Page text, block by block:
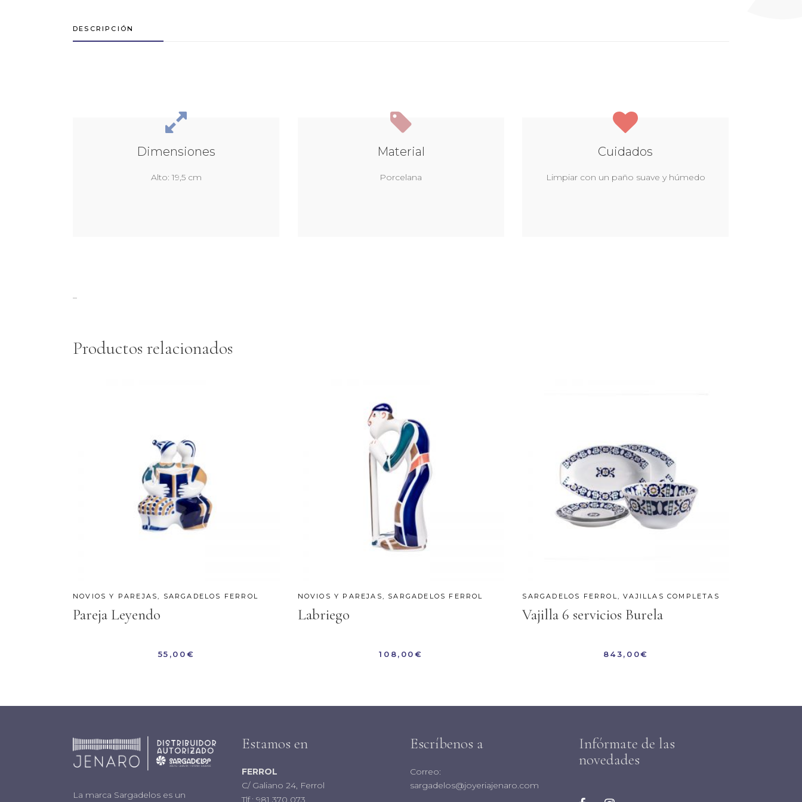
DESCRIPCIÓN
Dimensiones
Alto: 19,5 cm
Material
Porcelana
Cuidados
Limpiar con un paño suave y húmedo
–
Productos relacionados
NOVIOS Y PAREJAS SARGADELOS FERROL
Pareja Leyendo
55,00€
NOVIOS Y PAREJAS SARGADELOS FERROL
Labriego
108,00€
SARGADELOS FERROL ,VAJILLAS COMPLETAS
Vajilla 6 servicios Burela
843,00€
La marca Sargadelos es un
Estamos en
FERROL
C/ Galiano 24, Ferrol
Tlf.: 981 370 073
Escríbenos a
Correo:
sargadelos@joyeriajenaro.com
Infórmate de las
novedades